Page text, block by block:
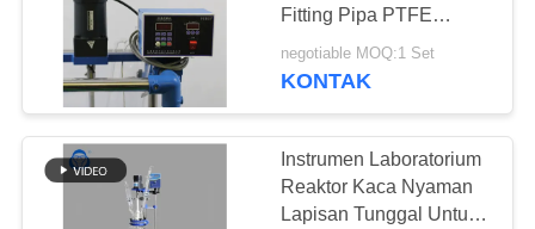
SITEMAP
KEBIJAKAN
PRIVASI
Fitting Pipa PTFE
Disesuaikan
negotiable MOQ:1 Set
KONTAK
Instrumen Laboratorium
Reaktor Kaca Nyaman
Lapisan Tunggal Untuk